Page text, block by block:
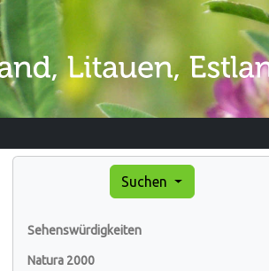
Suchen
Sehenswürdigkeiten
Natura 2000